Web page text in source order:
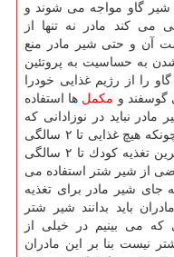
گاو مواجه می شوند و
می كند مادر نه تنها از
آن و حتی شیر مادر منع
به حساسیت به پروتئین
گاو را از رژیم غذایی خودرا
گوسفند و مكمل ها استفاده
نباید در نوزادانی كه
حساسیت به شیر گاو دارند حذف شود چونكه هیچ غذایی تا ۲ سالگی
جایگزین شیر مادر نمی گردد و اصلی ترین تغذیه كودك تا ۲ سالگی
از شیر شتر استفاده می
جای شیر مادر برای تغذیه
باید بدانند شیر شتر
كه می بینیم در خیلی از
نیست بنا بر این مادران